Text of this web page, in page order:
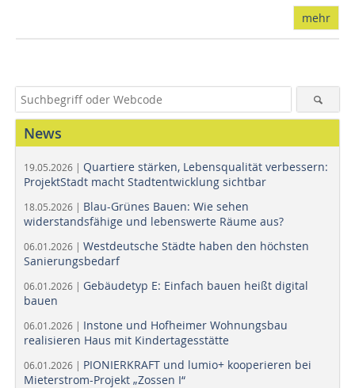
mehr
News
19.05.2026 | Quartiere stärken, Lebensqualität verbessern:
ProjektStadt macht Stadtentwicklung sichtbar
18.05.2026 | Blau-Grünes Bauen: Wie sehen
widerstandsfähige und lebenswerte Räume aus?
06.01.2026 | Westdeutsche Städte haben den höchsten
Sanierungsbedarf
06.01.2026 | Gebäudetyp E: Einfach bauen heißt digital
bauen
06.01.2026 | Instone und Hofheimer Wohnungsbau
realisieren Haus mit Kindertagesstätte
06.01.2026 | PIONIERKRAFT und lumio+ kooperieren bei
Mieterstrom-Projekt „Zossen I“